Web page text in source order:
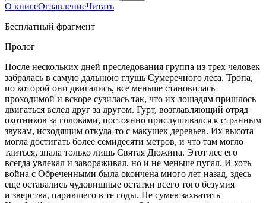
О книгеОглавлениеЧитать
Бесплатный фрагмент
Пролог
После нескольких дней преследования группа из трех человек
забралась в самую дальнюю глушь Сумеречного леса. Тропа,
по которой они двигались, все меньше становилась
проходимой и вскоре сузилась так, что их лошадям пришлось
двигаться вслед друг за другом. Гурт, возглавляющий отряд
охотников за головами, постоянно прислушивался к странным
звукам, исходящим откуда-то с макушек деревьев. Их высота
могла достигать более семидесяти метров, и что там могло
таиться, знала только лишь Святая Дюжина. Этот лес его
всегда увлекал и завораживал, но и не меньше пугал. И хоть
война с Обреченными была окончена много лет назад, здесь
еще оставались чудовищные остатки всего того безумия
и зверства, царившего в те годы. Не сумев захватить